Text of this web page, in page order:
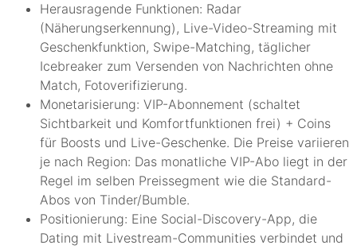
Herausragende Funktionen: Radar
(Näherungserkennung), Live-Video-Streaming mit
Geschenkfunktion, Swipe-Matching, täglicher
Icebreaker zum Versenden von Nachrichten ohne
Match, Fotoverifizierung.
Monetarisierung: VIP-Abonnement (schaltet
Sichtbarkeit und Komfortfunktionen frei) + Coins
für Boosts und Live-Geschenke. Die Preise variieren
je nach Region: Das monatliche VIP-Abo liegt in der
Regel im selben Preissegment wie die Standard-
Abos von Tinder/Bumble.
Positionierung: Eine Social-Discovery-App, die
Dating mit Livestream-Communities verbindet und